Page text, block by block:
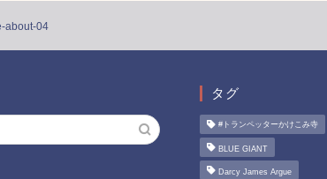
about-04
タグ
#トランペッターかけこみ寺
BLUE GIANT
Darcy James Argue